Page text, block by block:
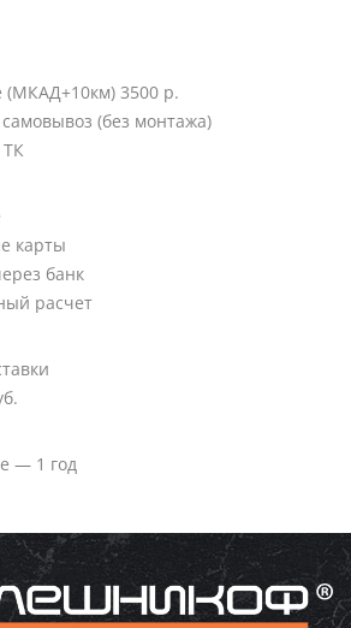
(МКАД+10км) 3500 р.
(без монтажа)
карты
банк
расчет
— 1 год